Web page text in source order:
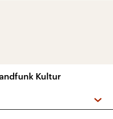
Kultur